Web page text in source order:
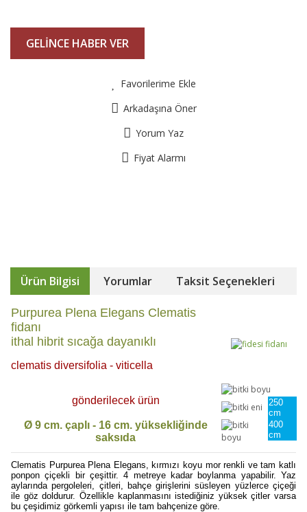
GELİNCE HABER VER
Favorilerime Ekle
Arkadaşına Öner
Yorum Yaz
Fiyat Alarmı
Ürün Bilgisi Yorumlar Taksit Seçenekleri
Purpurea Plena Elegans Clematis
fidanı
ithal hibrit sıcağa dayanıklı
clematis diversifolia - viticella
gönderilecek ürün
250
cm
Ø 9 cm. çaplı - 16 cm. yüksekliğinde
saksıda
400
cm
Clematis Purpurea Plena Elegans, kırmızı koyu mor renkli ve tam katlı
ponpon çiçekli bir çeşittir. 4 metreye kadar boylanma yapabilir. Yaz
aylarında pergoleleri, çitleri, bahçe girişlerini süsleyen yüzlerce çiçeği
ile göz doldurur. Özellikle kaplanmasını istediğiniz yüksek çitler varsa
bu çeşidimiz görkemli yapısı ile tam bahçenize göre.